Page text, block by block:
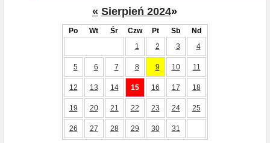
« Sierpień 2024»
Po Wt Śr Czw Pt Sb
Nd
1
2 3 4
5 6 7 8 9 10 11
12 13 14 15 16 17 18
19 20 21 22 23 24 25
26 27 28 29 30 31